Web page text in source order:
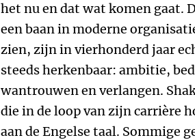
het nu en dat wat komen gaat.
een baan in moderne
zien, zijn in vierhonderd jaar
steeds herkenbaar: ambitie,
wantrouwen en verlangen.
die in de loop van zijn carrière
aan de Engelse taal. Sommige